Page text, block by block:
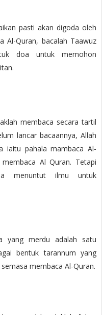
pasti akan digoda oleh
Al-Quran, bacalah Taawuz
doa untuk memohon
membaca secara tartil
lancar bacaannya, Allah
iaitu pahala mambaca Al-
Al Quran. Tetapi
menuntut ilmu untuk
yang merdu adalah satu
bentuk tarannum yang
membaca Al-Quran.